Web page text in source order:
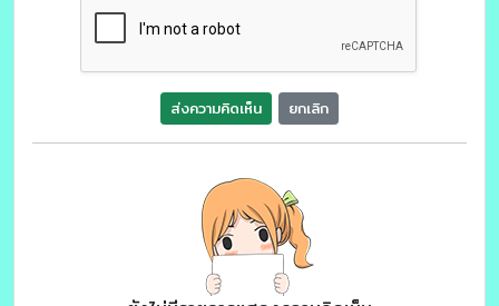
ส่งความคิดเห็น ยกเลิก